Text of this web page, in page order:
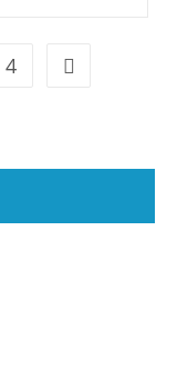
4 Aller à la page